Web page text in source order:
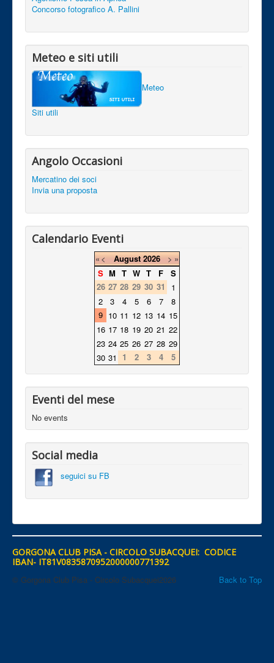
Concorso fotografico A. Pallini
Meteo e siti utili
Meteo
Siti utili
Angolo Occasioni
Mercatino dei soci
Invia una proposta
Calendario Eventi
« < August 2026 > »
S M T W T F
S
26 27 28 29 30 31
1
2
3 4 5 6 7
8
9 10 11 12 13 14 15
16 17 18 19 20 21 22
23 24 25 26 27 28 29
30 31 1 2 3 4 5
Eventi del mese
No events
Social media
seguici su FB
GORGONA CLUB PISA - CIRCOLO SUBACQUEI: CODICE
IBAN- IT81V0835870952000000771392
Back to Top
© Gorgona Club Pisa - Circolo Subacquei2026